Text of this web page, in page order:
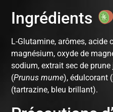
Ingrédients
L-Glutamine, arômes, acide
magnésium, oxyde de
sodium, extrait sec de
(Prunus mume), édulcorant
(tartrazine, bleu brillant).